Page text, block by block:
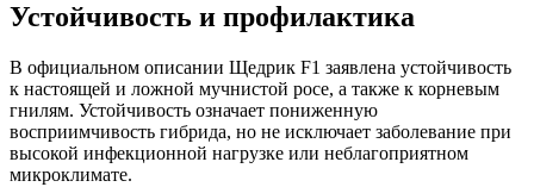
Устойчивость и профилактика
В официальном описании Щедрик F1 заявлена устойчивость
к настоящей и ложной мучнистой росе, а также к корневым
гнилям. Устойчивость означает пониженную
восприимчивость гибрида, но не исключает заболевание при
высокой инфекционной нагрузке или неблагоприятном
микроклимате.